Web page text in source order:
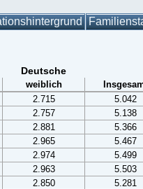
Deutsche
weiblich
2.715
5.042
2.757
5.138
2.881
5.366
2.965
5.467
2.974
5.499
2.963
5.503
2.850
5.281